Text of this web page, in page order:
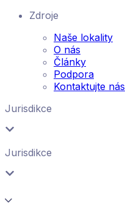
Zdroje
Naše lokality
O nás
Články
Podpora
Kontaktujte nás
Jurisdikce
Jurisdikce